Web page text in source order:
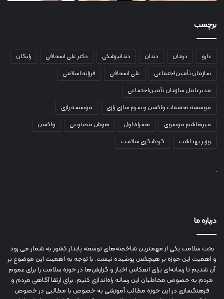
برچسب
دارو درمان دندان دندانپزشکی دکتر علی اسحاقی
رایگان
سازمان تأمین‌اجتماعی
علی اسحاقی
فرزانه اسلامی
مدیرعامل سازمان تأمین‌اجتماعی
موسسه تحقیقات واکسن و سرم سازی رازی
موسسه رازی
میرهاشم موسوی
همراه اول هوش مصنوعی
واکسن
وزیر بهداشت
گردشگری سلامت
درباره ما
بحث سلامت یکی از مهمترین شاخصه‌های توسعه پایدار کشور به شمار می رود
و اهمیت این حوزه بر هیچکس پوشیده نیست. با توجه به اهمیت این موضوع بر
آن شدیم تا رسانه‌ای برای انعکاس اخبار و گزارش‌ها در حوزه سلامت را برای عموم
مردم به خصوص مخاطبان این رسانه راه‌اندازی کنیم. برای ارتقا آگاهی مردم و
فرهنگسازی در این حوزه مطالب آموزشی به خصوص با مطالبی در خصوص